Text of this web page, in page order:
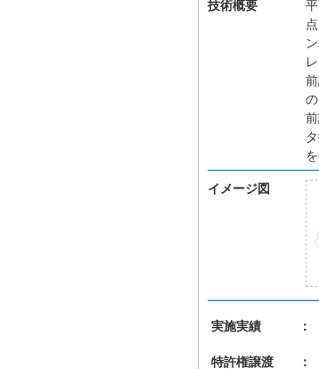
技術概要
イメージ図
実施実績 ：
特許権譲渡 ：